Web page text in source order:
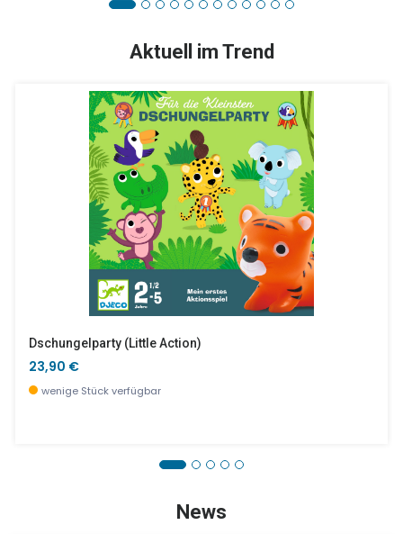
Aktuell im Trend
Dschungelparty (little Action)
23,90 €
wenige Stück verfügbar
News